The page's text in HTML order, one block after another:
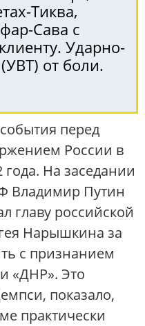
Тиква,
Сава с
Ударно-
от боли.
перед
России в
На заседании
Владимир Путин
главу российской
Нарышкина за
с признанием
«ДНР». Это
показало,
практически